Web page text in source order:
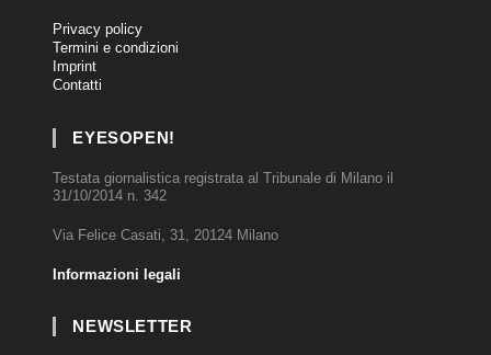
Privacy policy
Termini e condizioni
Imprint
Contatti
EYESOPEN!
Testata giornalistica registrata al Tribunale di Milano il
31/10/2014 n. 342
Via Felice Casati, 31, 20124 Milano
Informazioni legali
NEWSLETTER